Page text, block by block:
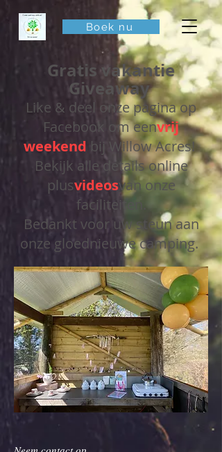
Boek nu
Gratis vakantie
Giveaway
Like & deel onze pagina op
Facebook om eenvrij
weekend bij Willow Acres!
Bekijk alle details online
plusvideosvan onze
faciliteiten.
Bedankt voor uw steun aan
onze gloednieuwe camping.